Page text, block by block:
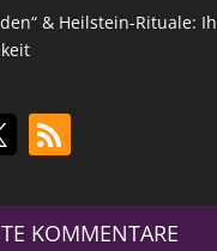
& Heilstein-Rituale:
KOMMENTARE